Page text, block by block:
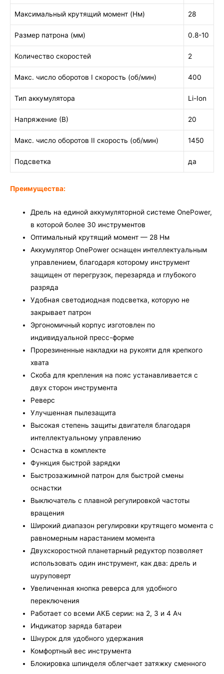
Максимальный крутящий момент (Нм) 28
Размер патрона (мм) 0.8-10
Количество скоростей 2
Макс. число оборотов I скорость (об/мин) 400
Тип аккумулятора Li-Ion
Напряжение (В) 20
Макс. число оборотов II скорость (об/мин) 1450
Подсветка да
Преимущества:
Дрель на единой аккумуляторной системе OnePower,
в которой более 30 инструментов
Оптимальный крутящий момент — 28 Нм
Аккумулятор OnePower оснащен интеллектуальным
управлением, благодаря которому инструмент
защищен от перегрузок, перезаряда и глубокого
разряда
Удобная светодиодная подсветка, которую не
закрывает патрон
Эргономичный корпус изготовлен по
индивидуальной пресс-форме
Прорезиненные накладки на рукояти для крепкого
хвата
Скоба для крепления на пояс устанавливается с
двух сторон инструмента
Реверс
Улучшенная пылезащита
Высокая степень защиты двигателя благодаря
интеллектуальному управлению
Оснастка в комплекте
Функция быстрой зарядки
Быстрозажимной патрон для быстрой смены
оснастки
Выключатель с плавной регулировкой частоты
вращения
Широкий диапазон регулировки крутящего момента с
равномерным нарастанием момента
Двухскоростной планетарный редуктор позволяет
использовать один инструмент, как два: дрель и
шуруповерт
Увеличенная кнопка реверса для удобного
переключения
Работает со всеми АКБ серии: на 2, 3 и 4 Ач
Индикатор заряда батареи
Шнурок для удобного удержания
Комфортный вес инструмента
Блокировка шпинделя облегчает затяжку сменного